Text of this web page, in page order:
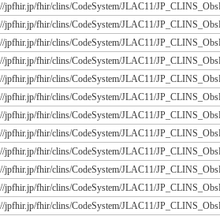
jpfhir.jp/fhir/clins/CodeSystem/JLAC11/
jpfhir.jp/fhir/clins/CodeSystem/JLAC11/
jpfhir.jp/fhir/clins/CodeSystem/JLAC11/
jpfhir.jp/fhir/clins/CodeSystem/JLAC11/
jpfhir.jp/fhir/clins/CodeSystem/JLAC11/
jpfhir.jp/fhir/clins/CodeSystem/JLAC11/
jpfhir.jp/fhir/clins/CodeSystem/JLAC11/
jpfhir.jp/fhir/clins/CodeSystem/JLAC11/
jpfhir.jp/fhir/clins/CodeSystem/JLAC11/
jpfhir.jp/fhir/clins/CodeSystem/JLAC11/
jpfhir.jp/fhir/clins/CodeSystem/JLAC11/
jpfhir.jp/fhir/clins/CodeSystem/JLAC11/